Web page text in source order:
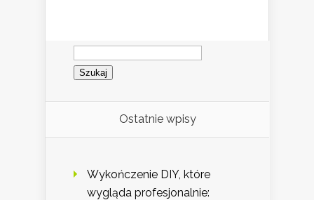
Szukaj:
Ostatnie wpisy
Wykończenie DIY, które
wygląda profesjonalnie: